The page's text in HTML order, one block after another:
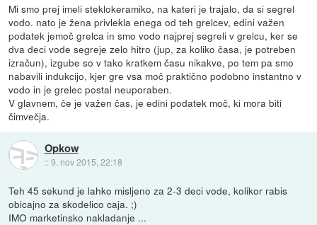
Mi smo prej imeli steklokeramiko, na kateri je trajalo, da si segrel
vodo. nato je žena privlekla enega od teh grelcev, edini važen
podatek jemoč grelca in smo vodo najprej segreli v grelcu, ker se
dva deci vode segreje zelo hitro (jup, za koliko časa, je potreben
izračun), izgube so v tako kratkem času nikakve, po tem pa smo
nabavili indukcijo, kjer gre vsa moč praktično podobno instantno v
vodo in je grelec postal neuporaben.
V glavnem, če je važen čas, je edini podatek moč, ki mora biti
čimvečja.
Opkow
::9. nov 2015, 22:18
Teh 45 sekund je lahko misljeno za 2-3 deci vode, kolikor rabis
obicajno za skodelico caja. ;)
IMO marketinsko nakladanje ...